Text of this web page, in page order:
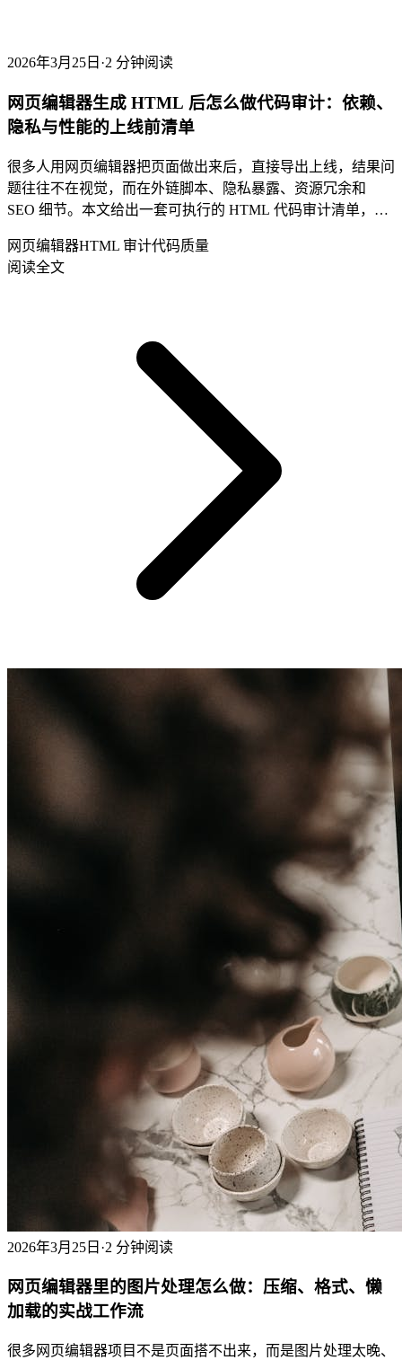
2026年3月25日 ·2 分钟阅读
网页编辑器生成 HTML 后怎么做代码审计：依赖、
隐私与性能的上线前清单
很多人用网页编辑器把页面做出来后，直接导出上线，结果问
题往往不在视觉，而在外链脚本、隐私暴露、资源冗余和
SEO 细节。本文给出一套可执行的 HTML 代码审计清单，帮
网页编辑器HTML 审计代码质量
阅读全文
2026年3月25日 ·2 分钟阅读
网页编辑器里的图片处理怎么做：压缩、格式、懒
加载的实战工作流
很多网页编辑器项目不是页面搭不出来，而是图片处理太晚、